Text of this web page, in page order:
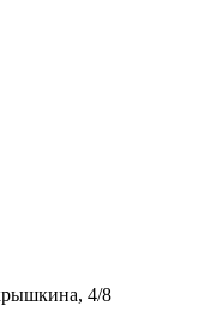
4/8